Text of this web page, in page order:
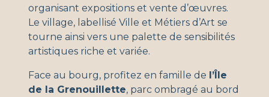
organisant expositions et vente d’œuvres.
Le village, labellisé Ville et Métiers d’Art se
tourne ainsi vers une palette de sensibilités
artistiques riche et variée.
Face au bourg, profitez en famille de l’Île
de la Grenouillette, parc ombragé au bord